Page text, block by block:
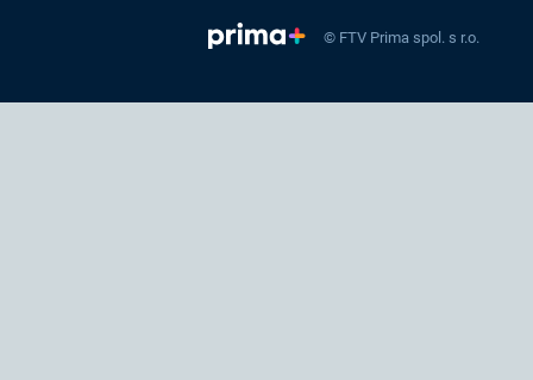
© FTV Prima spol. s r.o.